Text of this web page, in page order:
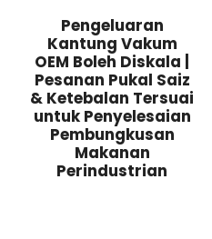
Pengeluaran
Kantung Vakum
OEM Boleh Diskala |
Pesanan Pukal Saiz
& Ketebalan Tersuai
untuk Penyelesaian
Pembungkusan
Makanan
Perindustrian